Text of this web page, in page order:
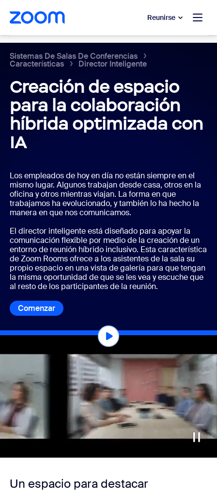
contenido principal
al chat de ayuda Reunirse
Sistemas De Salas De Conferencias
Características Director Inteligente
Creación de espacio
para la colaboración
híbrida optimizada con
IA
Los empleados de hoy en día no están siempre en el
mismo lugar. Algunos trabajan desde casa, otros en la
oficina y otros mientras viajan. La forma en que
trabajamos ha evolucionado, y también lo ha hecho la
manera en que nos comunicamos.
El director inteligente está diseñado para apoyar la
comunicación flexible por medio de la creación de un
entorno de reunión híbrido inclusivo. Esta característica
de Zoom Rooms ofrece a los asistentes de la sala su
propio espacio en una vista de galería para que tengan
la misma oportunidad de que se les vea y escuche que
al resto de los participantes de la reunión.
Comenzar Comenzar
Un espacio para destacar